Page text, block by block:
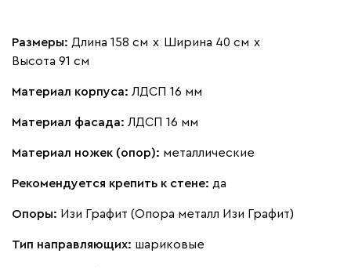
Размеры: Длина 158 см х Ширина 40 см х
Высота 91 см
Материал корпуса: ЛДСП 16 мм
Материал фасада: ЛДСП 16 мм
Материал ножек (опор): металлические
Рекомендуется крепить к стене: да
Опоры: Изи Графит (Опора металл Изи Графит)
Тип направляющих: шариковые